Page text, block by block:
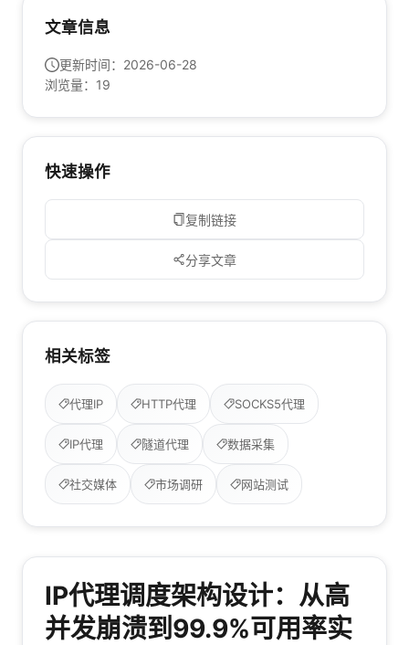
文章信息
更新时间： 2026-06-28
浏览量： 19
快速操作
复制链接
分享文章
相关标签
代理IP HTTP代理 SOCKS5代理
IP代理 隧道代理 数据采集
社交媒体 市场调研 网站测试
IP代理调度架构设计：从高
并发崩溃到99.9%可用率实